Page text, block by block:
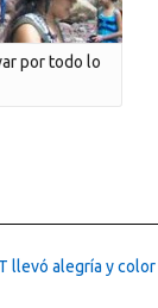
por todo lo
llevó alegría y